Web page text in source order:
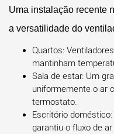
Uma instalação recente
a versatilidade do
Quartos:
mantinham
Sala de estar: Um
uniformemente o ar
termostato.
Escritório doméstico:
garantiu o fluxo de